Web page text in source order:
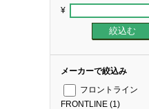
¥
メーカーで絞込み
フロントライン
FRONTLINE (1)